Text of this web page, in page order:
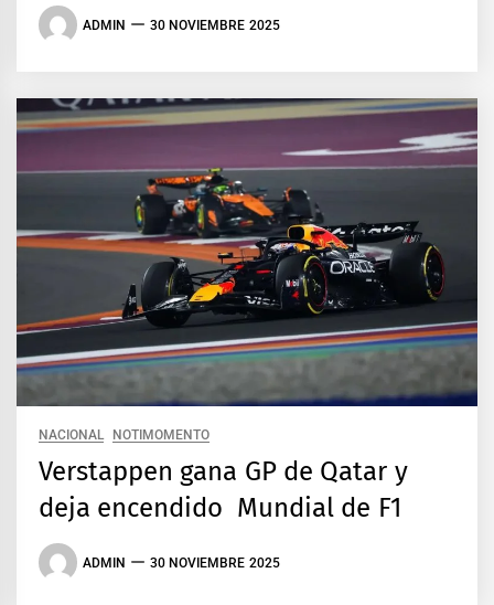
ADMIN 30 NOVIEMBRE 2025
NACIONAL NOTIMOMENTO
Verstappen gana GP de Qatar y
deja encendido Mundial de F1
ADMIN 30 NOVIEMBRE 2025